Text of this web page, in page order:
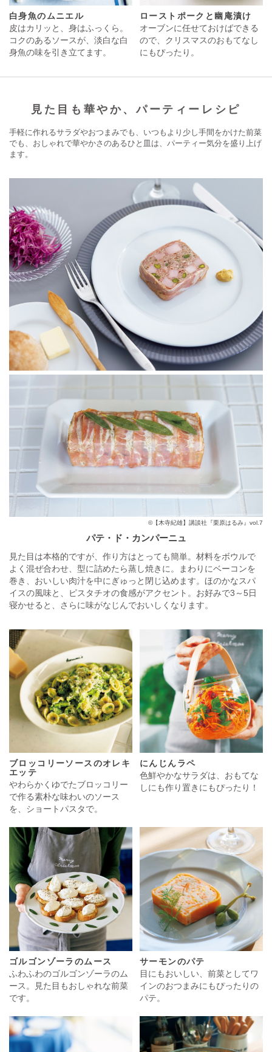
白身魚のムニエル
皮はカリッと、身はふっくら。
コクのあるソースが、淡白な白
身魚の味を引き立てます。
ローストポークと幽庵漬け
オーブンに任せておけばできる
ので、クリスマスのおもてなし
にもぴったり。
見た目も華やか、パーティーレシピ
手軽に作れるサラダやおつまみでも、いつもより少し手間をかけた前菜
でも、おしゃれで華やかさのあるひと皿は、パーティー気分を盛り上げ
ます。
©【木寺紀雄】講談社『栗原はるみ』vol.7
パテ・ド・カンパーニュ
見た目は本格的ですが、作り方はとっても簡単。材料をボウルで
よく混ぜ合わせ、型に詰めたら蒸し焼きに。まわりにベーコンを
巻き、おいしい肉汁を中にぎゅっと閉じ込めます。ほのかなスパ
イスの風味と、ピスタチオの食感がアクセント。お好みで3～5日
寝かせると、さらに味がなじんでおいしくなります。
ブロッコリーソースのオレキ
エッテ
やわらかくゆでたブロッコリー
で作る素朴な味わいのソース
を、ショートパスタで。
にんじんラペ
色鮮やかなサラダは、おもてな
しにも作り置きにもぴったり！
ゴルゴンゾーラのムース
ふわふわのゴルゴンゾーラのム
ース。見た目もおしゃれな前菜
です。
サーモンのパテ
目にもおいしい、前菜としてワ
インのおつまみにもぴったりの
パテ。